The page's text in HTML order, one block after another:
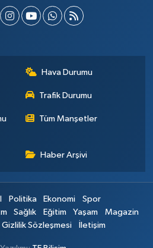
Hava Durumu
Trafik Durumu
Tüm Manşetler
Haber Arşivi
Politika Ekonomi
Spor
Sağlık Eğitim Yaşam
Magazin
Gizlilik Sözleşmesi İletişim